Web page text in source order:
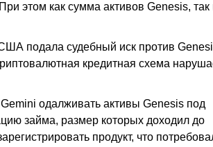
этом как сумма активов Genesis, так
подала судебный иск против
кредитная схема
одалживать активы Genesis под
займа, размер которых доходил до
продукт, что